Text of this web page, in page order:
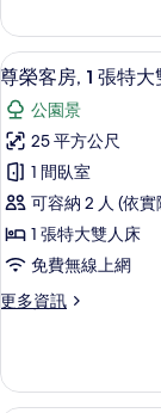
大
雙
人
床
的
所
有
相
片
客
房,
1
張
特
大
雙
人
床
的
詳
情
顯
示
尊
榮
客
房,
1
張
特
雙
人
11
尊榮客房, 1 張特
公園景
25 平方公尺
1 間臥室
可容納 2 人 (依
1 張特大雙人床
免費無線上網
更多資訊
更
客
房,